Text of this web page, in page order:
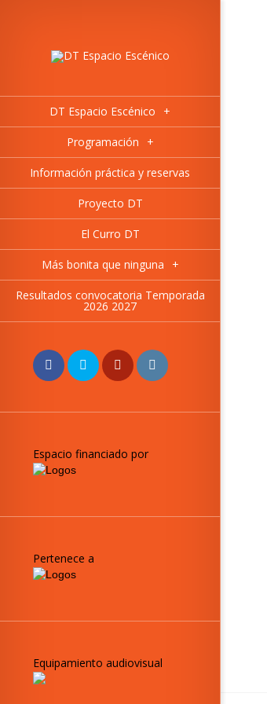
DT Espacio Escénico +
Programación +
Información práctica y reservas
Proyecto DT
El Curro DT
Más bonita que ninguna +
Resultados convocatoria Temporada
2026 2027
Espacio financiado por
Pertenece a
Equipamiento audiovisual